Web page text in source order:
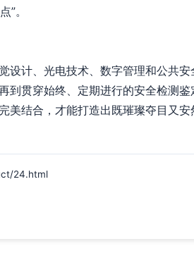
”。
设计、光电技术、数字管理和公共
到贯穿始终、定期进行的安全检测
美结合，才能打造出既璀璨夺目又
24.html